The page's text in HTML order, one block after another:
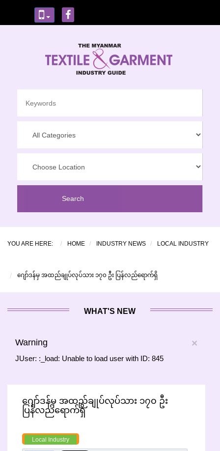
YOU ARE HERE: HOME INDUSTRY NEWS LOCAL INDUSTRY
ဂျော်ဒန်မှ အထည်ချုပ်လုပ်သား ၁၇၀ ဦး ပြန်လည်ရောက်ရှိ
WHAT'S NEW
×
Warning
JUser: :_load: Unable to load user with ID: 845
ဂျော်ဒန်မှ အထည်ချုပ်လုပ်သား ၁၇၀ ဦး
ပြန်လည်ရောက်ရှိ
Local Industry